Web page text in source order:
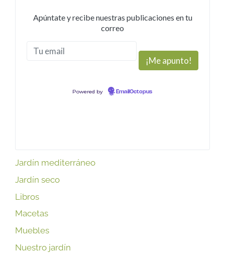
Apúntate y recibe nuestras publicaciones en tu
correo
Powered by EmailOctopus
Jardín mediterráneo
Jardín seco
Libros
Macetas
Muebles
Nuestro jardín